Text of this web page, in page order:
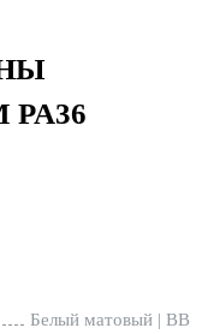
Белый матовый | BB